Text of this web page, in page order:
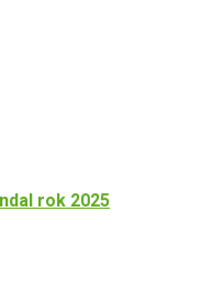
rok 2025